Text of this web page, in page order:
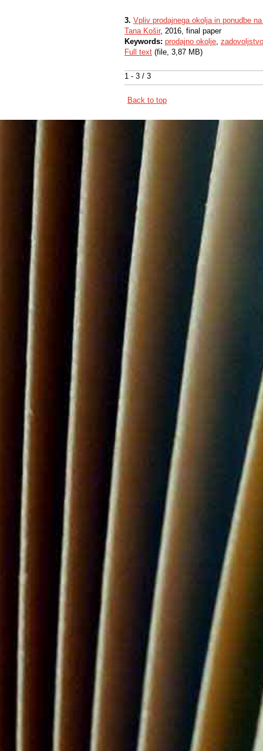
1 - 3 / 3
3. Vpliv prodajnega okolja in ponudbe
Tana Košir, 2016, final paper
Keywords: prodajno okolje,
Full text (file, 3,87 MB)
Back to top